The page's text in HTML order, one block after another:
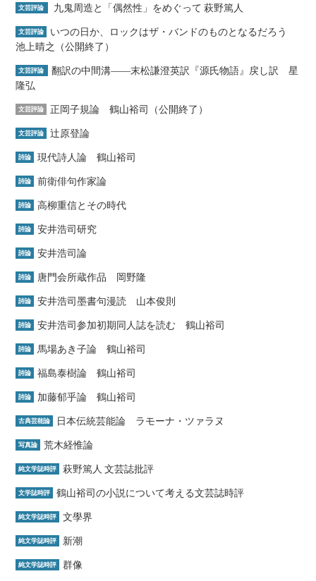
文芸評論 九鬼周造と「偶然性」をめぐって 萩野篤人
文芸評論
いつの日か、ロックはザ・バンドのものとなるだろう
池上晴之（公開終了）
文芸評論
翻訳の中間溝――末松謙澄英訳『源氏物語』戻し訳 星
隆弘
文芸評論 正岡子規論 鶴山裕司（公開終了）
文芸評論 辻原登論
詩論 現代詩人論 鶴山裕司
詩論 前衛俳句作家論
詩論 高柳重信とその時代
詩論 安井浩司研究
詩論 安井浩司論
詩論 唐門会所蔵作品 岡野隆
詩論 安井浩司墨書句漫読 山本俊則
詩論 安井浩司参加初期同人誌を読む 鶴山裕司
詩論 馬場あき子論 鶴山裕司
詩論 福島泰樹論 鶴山裕司
詩論 加藤郁乎論 鶴山裕司
古典芸能論 日本伝統芸能論 ラモーナ・ツァラヌ
写真論 荒木経惟論
純文学誌時評 萩野篤人 文芸誌批評
文学誌時評 鶴山裕司の小説について考える文芸誌時評
純文学誌時評 文學界
純文学誌時評 新潮
純文学誌時評 群像